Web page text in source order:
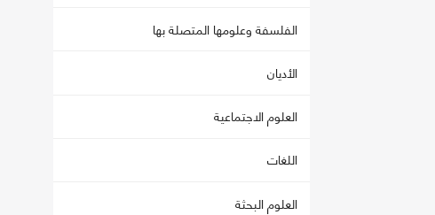
الفلسفة وعلومها المتصلة بها
الأديان
العلوم الاجتماعية
اللغات
العلوم البحثة